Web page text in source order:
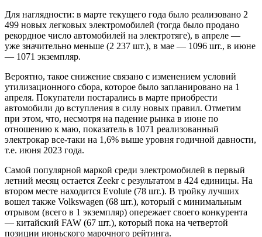
Для наглядности: в марте текущего года было реализовано 2
499 новых легковых электромобилей (тогда было продано
рекордное число автомобилей на электротяге), в апреле —
уже значительно меньше (2 237 шт.), в мае — 1096 шт., в июне
— 1071 экземпляр.
Вероятно, такое снижение связано с изменением условий
утилизационного сбора, которое было запланировано на 1
апреля. Покупатели постарались в марте приобрести
автомобили до вступления в силу новых правил. Отметим
при этом, что, несмотря на падение рынка в июне по
отношению к маю, показатель в 1071 реализованный
электрокар все-таки на 1,6% выше уровня годичной давности,
т.е. июня 2023 года.
Самой популярной маркой среди электромобилей в первый
летний месяц остается Zeekr с результатом в 424 единицы. На
втором месте находится Evolute (78 шт.). В тройку лучших
вошел также Volkswagen (68 шт.), который с минимальным
отрывом (всего в 1 экземпляр) опережает своего конкурента
— китайский FAW (67 шт.), который пока на четвертой
позиции июньского марочного рейтинга.